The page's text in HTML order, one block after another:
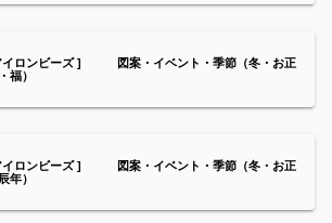
イロンビーズ ] 図案・イベント・季節（冬・お正
福）
イロンビーズ ] 図案・イベント・季節（冬・お正
年）